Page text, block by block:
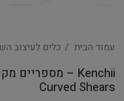
עמוד הבית כלים לעיצוב
Curved Shears